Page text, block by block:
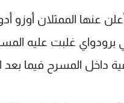
أعلن عنها الممثلان
غلبت عليه
داخل المسرح فيما بعد